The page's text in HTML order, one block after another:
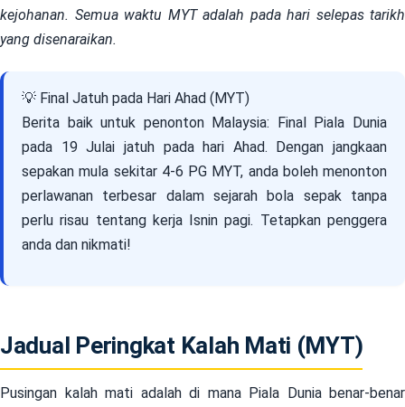
kejohanan. Semua waktu MYT adalah pada hari selepas tarikh
yang disenaraikan.
💡 Final Jatuh pada Hari Ahad (MYT)
Berita baik untuk penonton Malaysia: Final Piala Dunia
pada 19 Julai jatuh pada hari Ahad. Dengan jangkaan
sepakan mula sekitar 4-6 PG MYT, anda boleh menonton
perlawanan terbesar dalam sejarah bola sepak tanpa
perlu risau tentang kerja Isnin pagi. Tetapkan penggera
anda dan nikmati!
Jadual Peringkat Kalah Mati (MYT)
Pusingan kalah mati adalah di mana Piala Dunia benar-benar